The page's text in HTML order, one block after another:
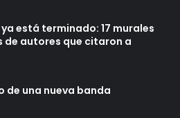
ya está terminado: 17 murales
autores que citaron a
de una nueva banda